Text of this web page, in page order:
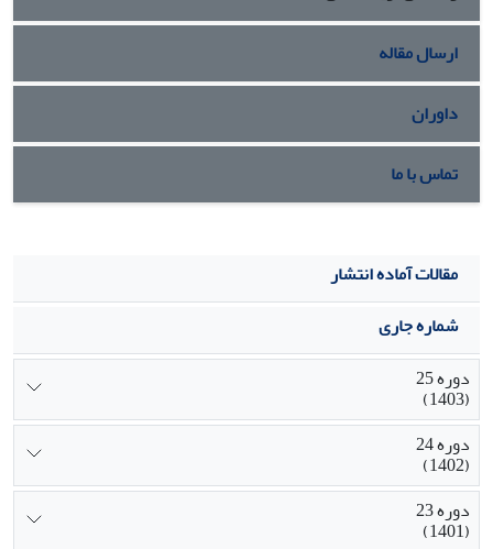
ارسال مقاله
داوران
تماس با ما
مقالات آماده انتشار
شماره جاری
دوره 25
(1403)
دوره 24
(1402)
دوره 23
(1401)